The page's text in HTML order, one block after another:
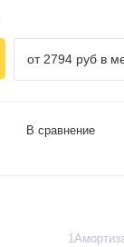
В сравнение
от 2794 руб в